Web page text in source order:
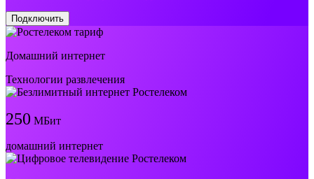
Подключить
Домашний интернет
Технологии развлечения
250 МБит
домашний интернет